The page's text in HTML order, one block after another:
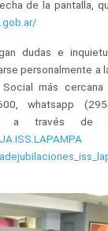
de la pantalla,
dudas e
personalmente a
más
whatsapp
través de